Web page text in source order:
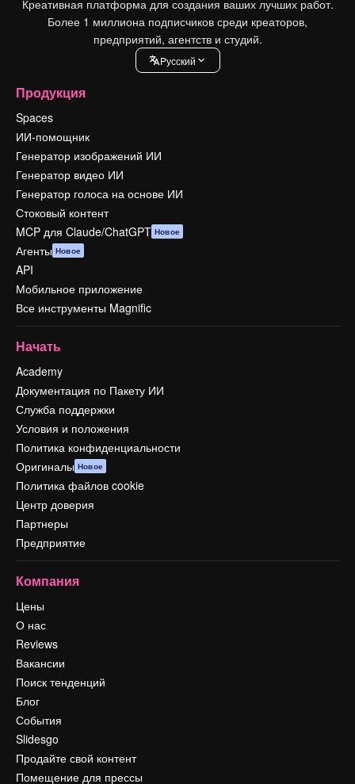
Креативная платформа для создания ваших лучших работ.
Более 1 миллиона подписчиков среди креаторов,
предприятий, агентств и студий.
Pусский
Продукция
Spaces
ИИ-помощник
Генератор изображений ИИ
Генератор видео ИИ
Генератор голоса на основе ИИ
Стоковый контент
MCP для Claude/ChatGPT Новое
Агенты Новое
API
Мобильное приложение
Все инструменты Magnific
Начать
Academy
Документация по Пакету ИИ
Служба поддержки
Условия и положения
Политика конфиденциальности
Оригиналы Новое
Политика файлов cookie
Центр доверия
Партнеры
Предприятие
Компания
Цены
О нас
Reviews
Вакансии
Поиск тенденций
Блог
События
Slidesgo
Продайте свой контент
Помещение для прессы